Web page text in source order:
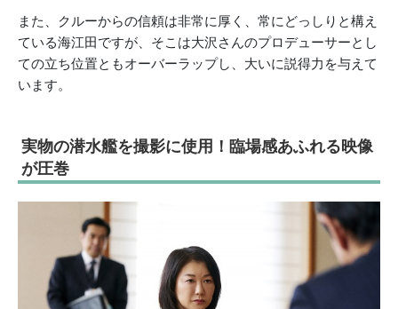
また、クルーからの信頼は非常に厚く、常にどっしりと構え
ている海江田ですが、そこは大沢さんのプロデューサーとし
ての立ち位置ともオーバーラップし、大いに説得力を与えて
います。
実物の潜水艦を撮影に使用！臨場感あふれる映像
が圧巻